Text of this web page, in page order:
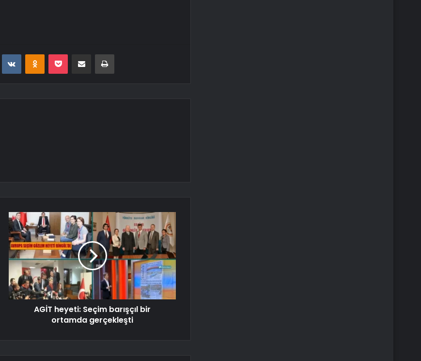
VKontakteOdnoklassniki
Pocket E-Posta ile paylaş Yazdır
AGİT heyeti: Seçim barışçıl bir
ortamda gerçekleşti